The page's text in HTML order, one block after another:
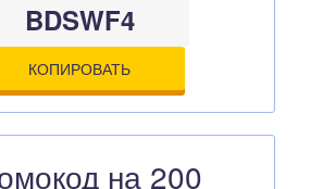
BDSWF4
КОПИРОВАТЬ
на 200